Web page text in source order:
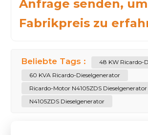
Anfrage senden,
Fabrikpreis zu
Beliebte Tags :
48 KW Ricardo-
60 KVA Ricardo-Dieselgenerator
Ricardo-Motor N4105ZDS Dieselgenerator
N4105ZDS Dieselgenerator